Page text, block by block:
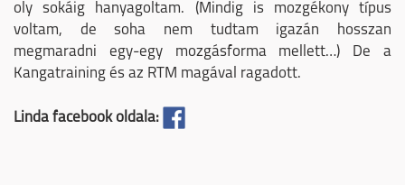
oly sokáig hanyagoltam. (Mindig is mozgékony típus
voltam, de soha nem tudtam igazán hosszan
megmaradni egy-egy mozgásforma mellett…) De a
Kangatraining és az RTM magával ragadott.
Linda facebook oldala: